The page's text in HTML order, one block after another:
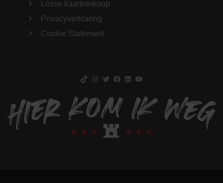
Losse kaartverkoop
Privacyverklaring
Cookie Statement